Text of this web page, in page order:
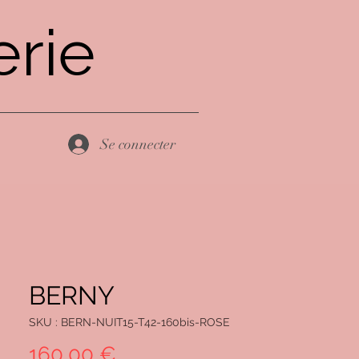
Se connecter
BERNY
SKU : BERN-NUIT15-T42-160bis-ROSE
160,00 €